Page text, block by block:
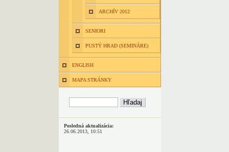
ARCHÍV 2012
SENIORI
PUSTÝ HRAD (SEMINÁRE)
ENGLISH
MAPA STRÁNKY
Posledná aktualizácia:
26.06.2013, 10:51